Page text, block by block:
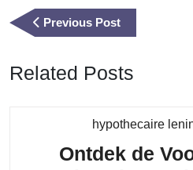
Previous PostPrevious
Post
Related Posts
hypothecaire
Ontdek de